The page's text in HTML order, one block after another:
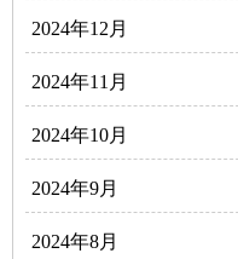
2024年12月
2024年11月
2024年10月
2024年9月
2024年8月